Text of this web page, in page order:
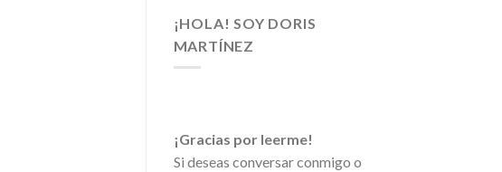
¡HOLA! SOY DORIS
MARTÍNEZ
¡Gracias por leerme!
Si deseas conversar conmigo o